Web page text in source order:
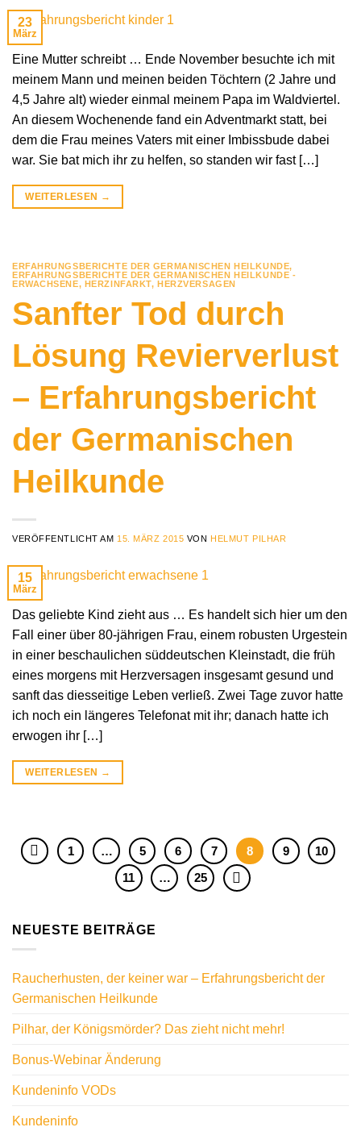
23
März
Eine Mutter schreibt … Ende November besuchte ich mit
meinem Mann und meinen beiden Töchtern (2 Jahre und
4,5 Jahre alt) wieder einmal meinem Papa im Waldviertel.
An diesem Wochenende fand ein Adventmarkt statt, bei
dem die Frau meines Vaters mit einer Imbissbude dabei
war. Sie bat mich ihr zu helfen, so standen wir fast […]
WEITERLESEN →
ERFAHRUNGSBERICHTE DER GERMANISCHEN HEILKUNDE,
ERFAHRUNGSBERICHTE DER GERMANISCHEN HEILKUNDE -
ERWACHSENE, HERZINFARKT,HERZVERSAGEN
Sanfter Tod durch
Lösung Revierverlust
– Erfahrungsbericht
der Germanischen
Heilkunde
VERÖFFENTLICHT AM 15. MÄRZ 2015 VON HELMUT PILHAR
15
März
Das geliebte Kind zieht aus … Es handelt sich hier um den
Fall einer über 80-jährigen Frau, einem robusten Urgestein
in einer beschaulichen süddeutschen Kleinstadt, die früh
eines morgens mit Herzversagen insgesamt gesund und
sanft das diesseitige Leben verließ. Zwei Tage zuvor hatte
ich noch ein längeres Telefonat mit ihr; danach hatte ich
erwogen ihr […]
WEITERLESEN →
1 … 5 6 7 8 9
10
11
… 25
NEUESTE BEITRÄGE
Raucherhusten, der keiner war – Erfahrungsbericht der
Germanischen Heilkunde
Pilhar, der Königsmörder? Das zieht nicht mehr!
Bonus-Webinar Änderung
Kundeninfo VODs
Kundeninfo